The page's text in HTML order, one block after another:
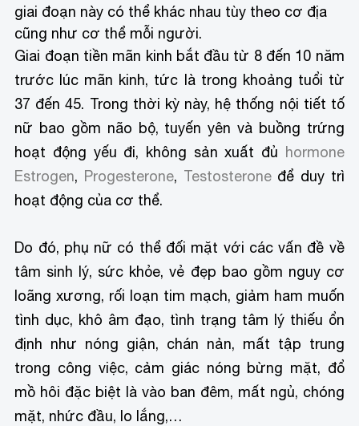
giai đoạn này có thể khác nhau tùy theo cơ địa
cũng như cơ thể mỗi người.
Giai đoạn tiền mãn kinh bắt đầu từ 8 đến 10 năm
trước lúc mãn kinh, tức là trong khoảng tuổi từ
37 đến 45. Trong thời kỳ này, hệ thống nội tiết tố
nữ bao gồm não bộ, tuyến yên và buồng trứng
hoạt động yếu đi, không sản xuất đủ hormone
Estrogen, Progesterone, Testosteroneđể duy trì
hoạt động của cơ thể.
Do đó, phụ nữ có thể đối mặt với các vấn đề về
tâm sinh lý, sức khỏe, vẻ đẹp bao gồm nguy cơ
loãng xương, rối loạn tim mạch, giảm ham muốn
tình dục, khô âm đạo, tình trạng tâm lý thiếu ổn
định như nóng giận, chán nản, mất tập trung
trong công việc, cảm giác nóng bừng mặt, đổ
mồ hôi đặc biệt là vào ban đêm, mất ngủ, chóng
mặt, nhức đầu, lo lắng,…